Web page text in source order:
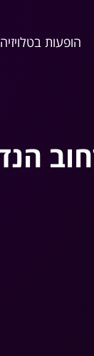
הופעות בטלויזיה